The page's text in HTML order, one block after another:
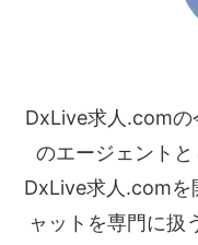
DxLive求人.com
のエージェント
DxLive求人.comを
ャットを専門に扱